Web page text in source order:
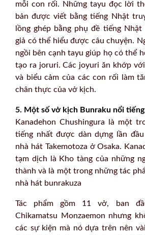
mỗi con rối. Những tayu đọc lời
bản được viết bằng tiếng Nhật
lồng ghép bằng phụ đề tiếng
giả có thể hiểu được câu chuyện.
ngồi bên cạnh tayu giúp họ có thể
tạo ra joruri. Các joyuri ăn khớp
và biểu cảm của các con rối làm
chân thực của vở kịch.
5. Một số vở kịch Bunraku nổi tiếng
Kanadehon Chushingura là một
tiếng nhất được dàn dựng lần
nhà hát Takemotoza ở Osaka.
tạm dịch là Kho tàng của những
thành và là một trong những tác
nhà hát bunrakuza
Tác phẩm gồm 11 vở, ban
Chikamatsu Monzaemon nhưng
các sự kiện mà nó dựa trên nên